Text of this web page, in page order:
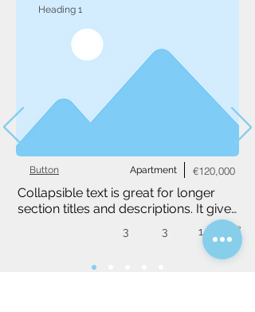
Heading 1
Apartment
Button €120,000
Collapsible text is great for longer
section titles and descriptions. It gives
people access to all the info they
need, while keeping your layout
clean. Link your text to anything, or
set your text box to expand on click.
3 3 1,234 m²